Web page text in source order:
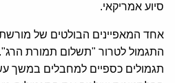
סיוע אמריקאי.
אחד המאפיינים הבולטים של
התגמול לטרור "תשלום תמורת הרג".
תגמולים כספיים למחבלים במשך